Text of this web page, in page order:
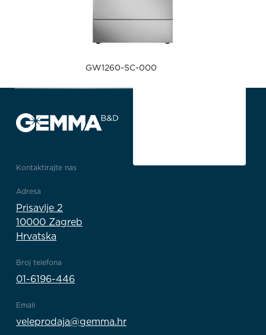
GW1260-SC-000
Kontaktirajte nas
Adresa
Prisavlje 2
10000 Zagreb
Hrvatska
Broj telefona
01-6196-446
Email
veleprodaja@gemma.hr